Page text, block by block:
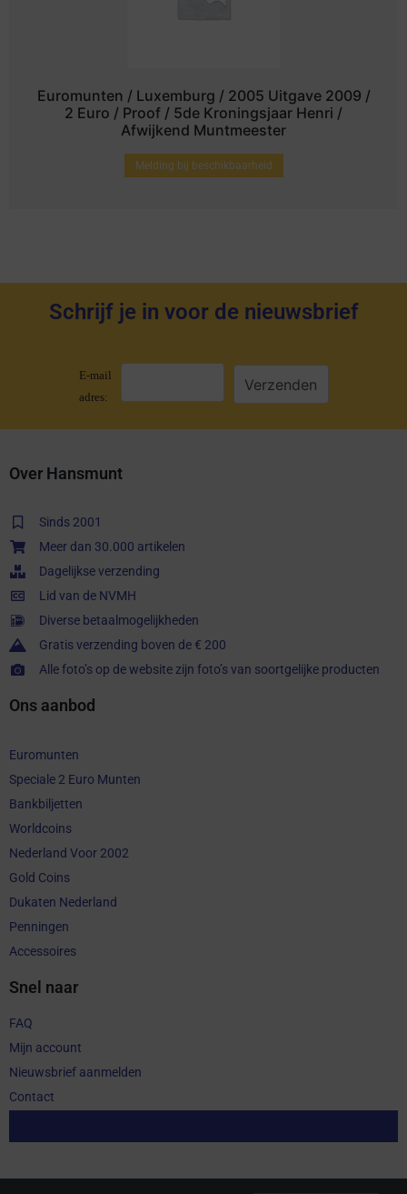
Euromunten / Luxemburg / 2005 Uitgave 2009 /
2 Euro / Proof / 5de Kroningsjaar Henri /
Afwijkend Muntmeester
Melding bij beschikbaarheid
Schrijf je in voor de nieuwsbrief
E-mail
adres:
Over Hansmunt
Sinds 2001
Meer dan 30.000 artikelen
Dagelijkse verzending
Lid van de NVMH
Diverse betaalmogelijkheden
Gratis verzending boven de € 200
Alle foto’s op de website zijn foto’s van soortgelijke producten
Ons aanbod
Euromunten
Speciale 2 Euro Munten
Bankbiljetten
Worldcoins
Nederland Voor 2002
Gold Coins
Dukaten Nederland
Penningen
Accessoires
Snel naar
FAQ
Mijn account
Nieuwsbrief aanmelden
Contact